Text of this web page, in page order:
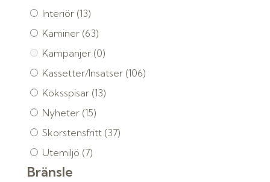
Interiör (13)
Kaminer (63)
Kampanjer (0)
Kassetter/Insatser (106)
Köksspisar (13)
Nyheter (15)
Skorstensfritt (37)
Utemiljö (7)
Bränsle